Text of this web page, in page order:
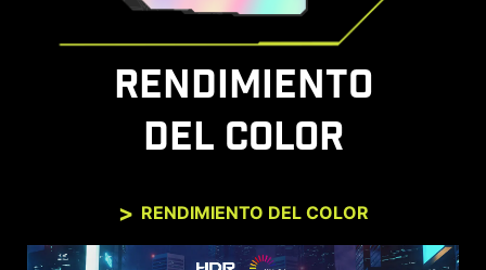
RENDIMIENTO
DEL COLOR
RENDIMIENTO DEL COLOR